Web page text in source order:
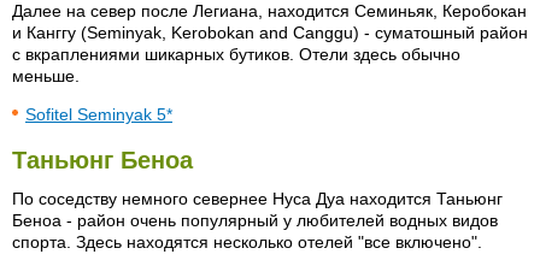
Далее на север после Легиана, находится Семиньяк, Керобокан
и Канггу (Seminyak, Kerobokan and Canggu) - суматошный район
с вкраплениями шикарных бутиков. Отели здесь обычно
меньше.
Sofitel Seminyak 5*
Таньюнг Беноа
По соседству немного севернее Нуса Дуа находится Таньюнг
Беноа - район очень популярный у любителей водных видов
спорта. Здесь находятся несколько отелей "все включено".